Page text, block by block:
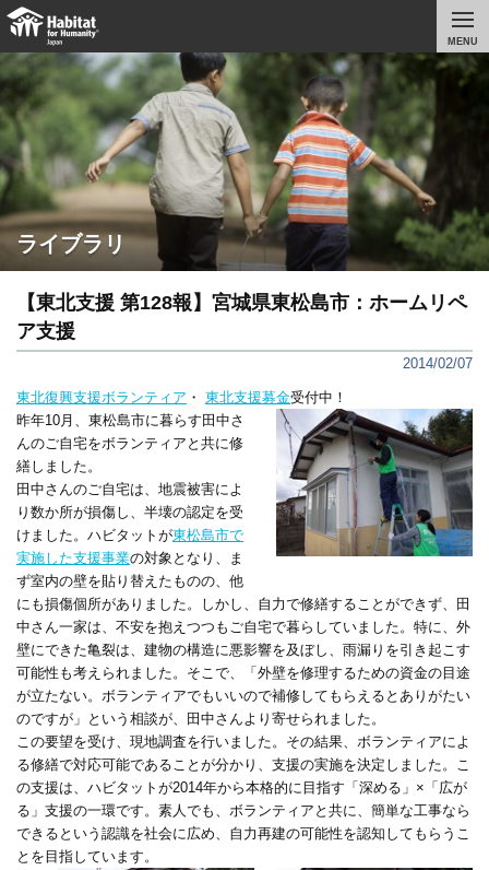
MENU
ライブラリ
【東北支援 第128報】宮城県東松島市：ホームリペ
ア支援
2014/02/07
東北復興支援ボランティア ・ 東北支援募金受付中！
昨年10月、東松島市に暮らす田中さ
んのご自宅をボランティアと共に修
繕しました。
田中さんのご自宅は、地震被害によ
り数か所が損傷し、半壊の認定を受
けました。ハビタットが東松島市で
実施した支援事業の対象となり、ま
ず室内の壁を貼り替えたものの、他
にも損傷個所がありました。しかし、自力で修繕することができず、田
中さん一家は、不安を抱えつつもご自宅で暮らしていました。特に、外
壁にできた亀裂は、建物の構造に悪影響を及ぼし、雨漏りを引き起こす
可能性も考えられました。そこで、「外壁を修理するための資金の目途
が立たない。ボランティアでもいいので補修してもらえるとありがたい
のですが」という相談が、田中さんより寄せられました。
この要望を受け、現地調査を行いました。その結果、ボランティアによ
る修繕で対応可能であることが分かり、支援の実施を決定しました。こ
の支援は、ハビタットが2014年から本格的に目指す「深める」×「広が
る」支援の一環です。素人でも、ボランティアと共に、簡単な工事なら
できるという認識を社会に広め、自力再建の可能性を認知してもらうこ
とを目指しています。